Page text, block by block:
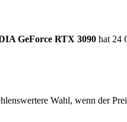
GeForce RTX 3090 hat 24
Wahl, wenn der